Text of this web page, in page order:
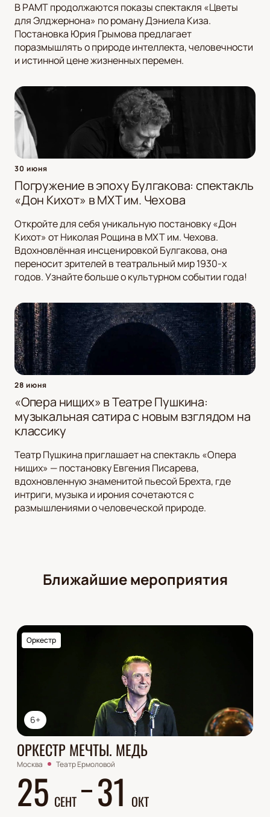
В РАМТ продолжаются показы спектакля «Цветы
для Элджернона» по роману Дэниела Киза.
Постановка Юрия Грымова предлагает
поразмышлять о природе интеллекта, человечности
и истинной цене жизненных перемен.
30 июня
Погружение в эпоху Булгакова: спектакль
«Дон Кихот» в МХТ им. Чехова
Откройте для себя уникальную постановку «Дон
Кихот» от Николая Рощина в МХТ им. Чехова.
Вдохновлённая инсценировкой Булгакова, она
переносит зрителей в театральный мир 1930-х
годов. Узнайте больше о культурном событии года!
28 июня
«Опера нищих» в Театре Пушкина:
музыкальная сатира с новым взглядом на
классику
Театр Пушкина приглашает на спектакль «Опера
нищих» — постановку Евгения Писарева,
вдохновленную знаменитой пьесой Брехта, где
интриги, музыка и ирония сочетаются с
размышлениями о человеческой природе.
Ближайшие мероприятия
6+
Оркестр
ОРКЕСТР МЕЧТЫ. МЕДЬ
Москва Театр Ермоловой
25 СЕНТ 31 ОКТ